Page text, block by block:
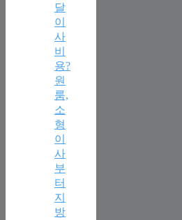
달
이
사
비
용?
원
룸,
소
형
이
사
부
터
지
방